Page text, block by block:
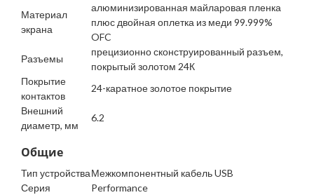
Материал
экрана
алюминизированная майларовая пленка
плюс двойная оплетка из меди 99.999%
OFC
Разъемы
прецизионно сконструированный разъем,
покрытый золотом 24К
Покрытие
контактов
24-каратное золотое покрытие
Внешний
диаметр, мм
6.2
Общие
Тип устройстваМежкомпонентный кабель USB
Серия
Performance